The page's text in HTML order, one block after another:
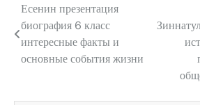
Навигация
по
записям
Есенин презентация
биография 6 класс
интересные факты и
основные события жизни